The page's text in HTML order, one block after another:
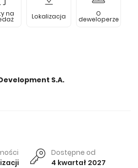
na Lokalizacja O
deweloperze
S.A.
Dostępne od
4 kwartał 2027